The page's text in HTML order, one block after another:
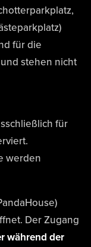
für die
stehen nicht
für
werden
Der Zugang
während der